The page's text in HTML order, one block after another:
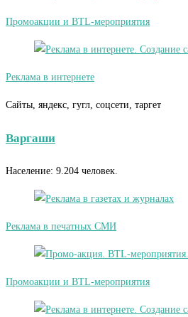
Промоакции и BTL-мероприятия
Реклама в интернете
Сайты, яндекс, гугл, соцсети, таргет
Варгаши
Население: 9.204 человек.
Реклама в печатных СМИ
Промоакции и BTL-мероприятия